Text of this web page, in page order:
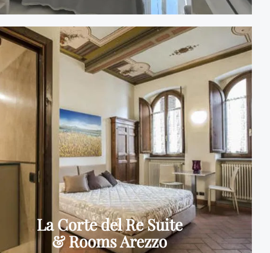
La Corte del Re Suite
& Rooms Arezzo